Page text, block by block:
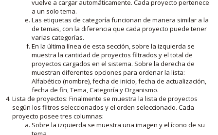
vuelve a cargar automáticamente. Cada proyecto pertenece
a un solo tema.
Las etiquetas de categoría funcionan de manera similar a la
de temas, con la diferencia que cada proyecto puede tener
varias categorías.
En la última línea de esta sección, sobre la izquierda se
muestra la cantidad de proyectos filtrados y el total de
proyectos cargados en el sistema. Sobre la derecha de
muestran diferentes opciones para ordenar la lista:
Alfabético (nombre), fecha de inicio, fecha de actualización,
fecha de fin, Tema, Categoría y Organismo.
Lista de proyectos: Finalmente se muestra la lista de proyectos
según los filtros seleccionados y el orden seleccionado. Cada
proyecto posee tres columnas:
Sobre la izquierda se muestra una imagen y el ícono de su